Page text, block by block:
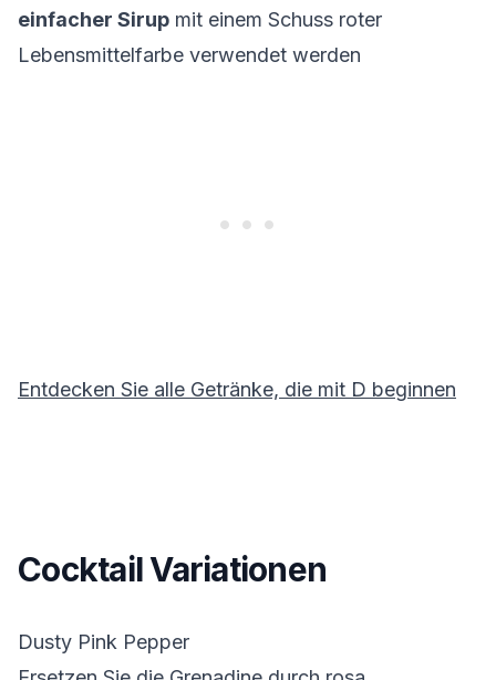
einfacher Sirup mit einem Schuss roter
Lebensmittelfarbe verwendet werden
Entdecken Sie alle Getränke, die mit D beginnen
Cocktail Variationen
Dusty Pink Pepper